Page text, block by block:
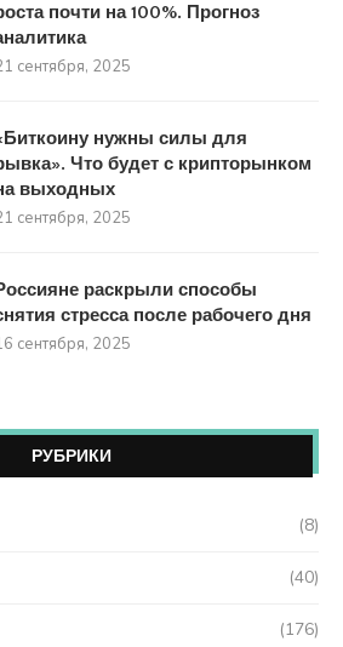
почти на 100%. Прогноз
сентября, 2025
нужны силы для
Что будет с крипторынком
выходных
сентября, 2025
раскрыли способы
стресса после рабочего дня
сентября, 2025
РУБРИКИ
(8)
(40)
(176)